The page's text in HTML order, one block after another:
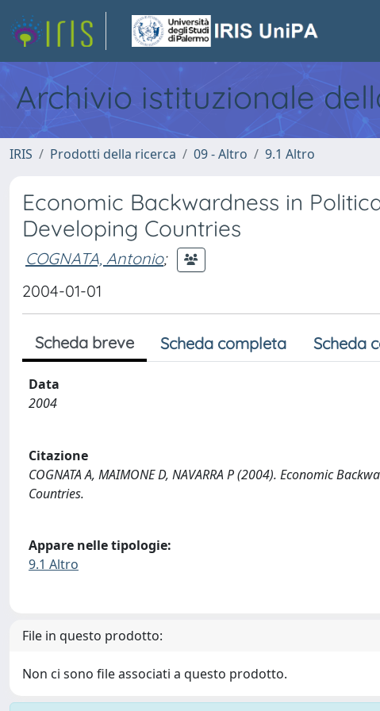
Archivio istituzionale
IRIS Prodotti della ricerca 09 - Altro 9.1 Altro
Economic Backwardness in
Developing Countries
COGNATA, Antonio;
2004-01-01
Scheda breve Scheda completa Scheda
Data
2004
Citazione
COGNATA A, MAIMONE D, NAVARRA P (2004). Economic
Countries.
Appare nelle tipologie:
9.1 Altro
File in questo prodotto:
Non ci sono file associati a questo prodotto.